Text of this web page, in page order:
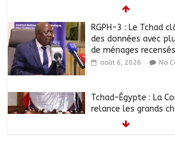
RGPH-3 : Le Tchad
des données avec
de ménages recensés
août 6, 2026 No
Tchad–Égypte : La
relance les grands
coopération